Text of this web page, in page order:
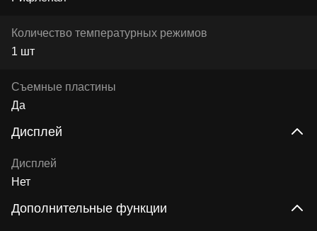
Количество температурных режимов
1 шт
Съемные пластины
Да
Дисплей
Дисплей
Нет
Дополнительные функции